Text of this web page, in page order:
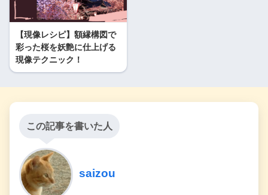
【現像レシピ】額縁構図で
彩った桜を妖艶に仕上げる
現像テクニック！
この記事を書いた人
saizou